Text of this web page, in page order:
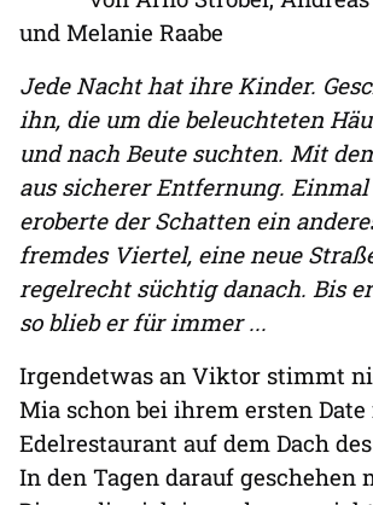
und Melanie Raabe
Jede Nacht hat ihre Kinder.
ihn, die um die beleuchteten
und nach Beute suchten. Mit
aus sicherer Entfernung.
eroberte der Schatten ein
fremdes Viertel, eine neue
regelrecht süchtig danach. Bis
so blieb er für immer ...
Irgendetwas an Viktor stimmt
Mia schon bei ihrem ersten
Edelrestaurant auf dem Dach
In den Tagen darauf geschehen